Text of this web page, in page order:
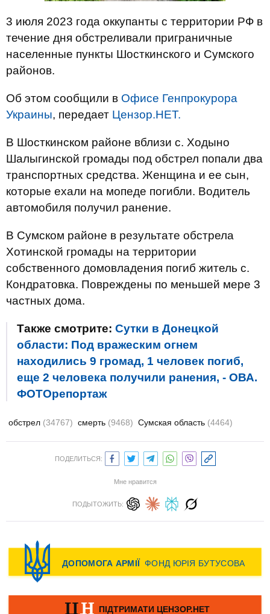
3 июля 2023 года оккупанты с территории РФ в
течение дня обстреливали приграничные
населенные пункты Шосткинского и Сумского
районов.
Об этом сообщили в Офисе Генпрокурора
Украины, передает Цензор.НЕТ.
В Шосткинском районе вблизи с. Ходыно
Шалыгинской громады под обстрел попали два
транспортных средства. Женщина и ее сын,
которые ехали на мопеде погибли. Водитель
автомобиля получил ранение.
В Сумском районе в результате обстрела
Хотинской громады на территории
собственного домовладения погиб житель с.
Кондратовка. Повреждены по меньшей мере 3
частных дома.
Также смотрите: Сутки в Донецкой
области: Под вражеским огнем
находились 9 громад, 1 человек погиб,
еще 2 человека получили ранения, - ОВА.
ФОТОрепортаж
обстрел (34767) смерть (9468) Сумская область (4464)
ПОДЕЛИТЬСЯ:
Мне нравится
ПОДЫТОЖИТЬ: